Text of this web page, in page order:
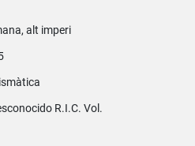
alt imperi
R.I.C. Vol.